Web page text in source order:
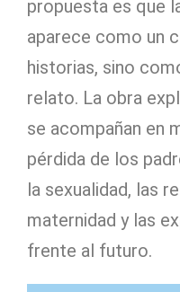
propuesta es que
aparece como un
historias, sino
relato. La obra
se acompañan en
pérdida de los
la sexualidad, las
maternidad y las
frente al futuro.